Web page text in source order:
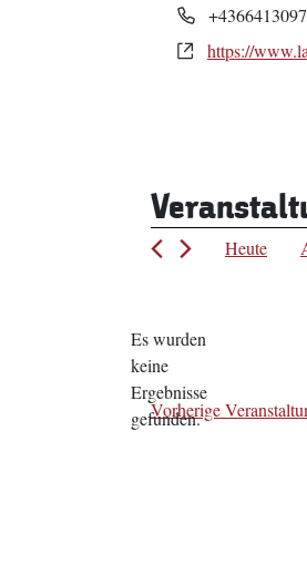
Telefon
Webseite
https://
Hinweis
Es wurden
keine
Ergebnisse
gefunden.
Heute
Vorherige